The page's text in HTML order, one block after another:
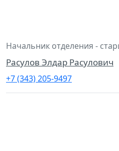
Начальник отделения -
Расулов Элдар Расулович
+7 (343) 205-9497